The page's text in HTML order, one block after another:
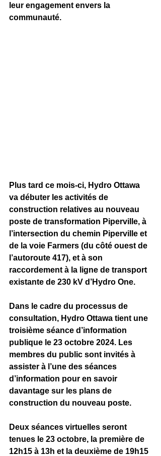
leur engagement envers la
communauté.
Plus tard ce mois-ci, Hydro Ottawa
va débuter les activités de
construction relatives au nouveau
poste de transformation Piperville, à
l’intersection du chemin Piperville et
de la voie Farmers (du côté ouest de
l’autoroute 417), et à son
raccordement à la ligne de transport
existante de 230 kV d’Hydro One.
Dans le cadre du processus de
consultation, Hydro Ottawa tient une
troisième séance d’information
publique le 23 octobre 2024. Les
membres du public sont invités à
assister à l’une des séances
d’information pour en savoir
davantage sur les plans de
construction du nouveau poste.
Deux séances virtuelles seront
tenues le 23 octobre, la première de
12h15 à 13h et la deuxième de 19h15